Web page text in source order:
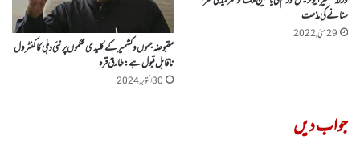
سنانے کی مذمت
29 مئی, 2022
مقبوضہ جموں وکشمیرکے کلیدی محکموں پر نئی دہلی کا کنٹرول
ناقابل قبول ہے:طارق قرہ
30 اکتوبر, 2024
جواب دیں